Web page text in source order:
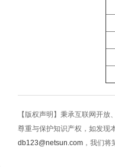
【版权声明】秉承互联网开
尊重与保护知识产权，如发现
db123@netsun.com ，我们将